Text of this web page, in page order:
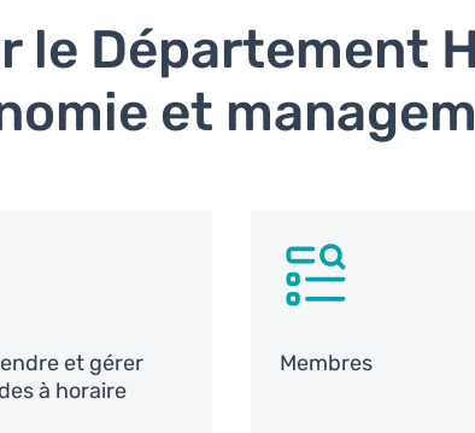
le Département
et
et gérer
à horaire
SVG
Membres